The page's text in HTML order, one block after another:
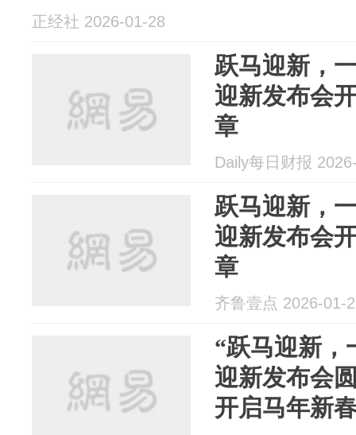
正经社 2026-01-28
跃马迎新，
迎新发布会
章
Daily每日财报
跃马迎新，
迎新发布会
章
齐鲁壹点 2026-01-
“跃马迎新，
迎新发布会
开启马年新